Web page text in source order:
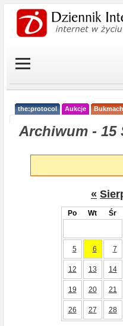
the:protocol Aukcje
Archiwum - 15
«
Po Wt Śr
5 6 7
12 13 14
19 20 21
26 27 28